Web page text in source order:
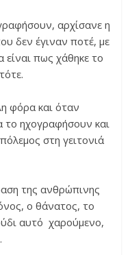
αρχίσανε η
δεν έγιναν ποτέ, με
είναι πως χάθηκε το
φόρα και όταν
το ηχογραφήσουν και
στη γειτονιά
της ανθρώπινης
ο θάνατος, το
αυτό χαρούμενο,